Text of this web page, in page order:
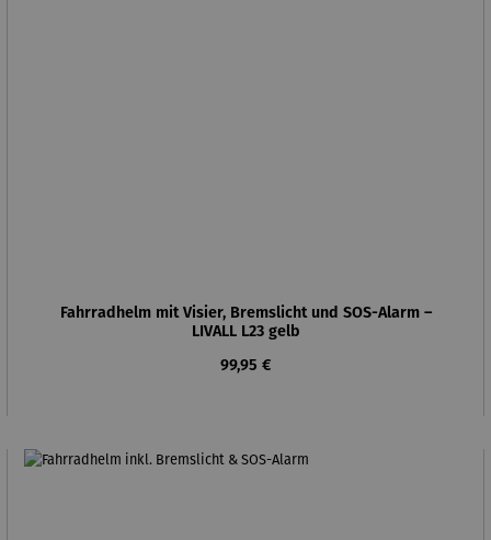
Fahrradhelm mit Visier, Bremslicht und SOS-Alarm –
LIVALL L23 gelb
Regulärer Preis:
99,95 €